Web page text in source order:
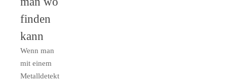
finden
kann
Wenn man
mit einem
Metalldetekt